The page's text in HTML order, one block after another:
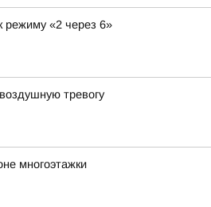
режиму «2 через 6»
тревогу
многоэтажки